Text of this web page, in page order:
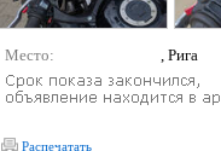
Место: , Рига
Распечатать